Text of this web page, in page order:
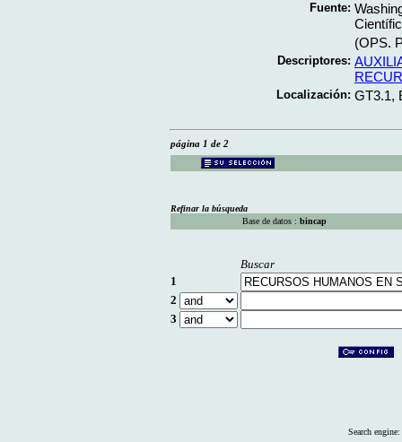
Fuente:
(OPS.
Descriptores:
Localización: GT3.1,
página 1 de 2
Refinar la búsqueda
Base de datos : bincap
Buscar
1
2
3
Search engine: